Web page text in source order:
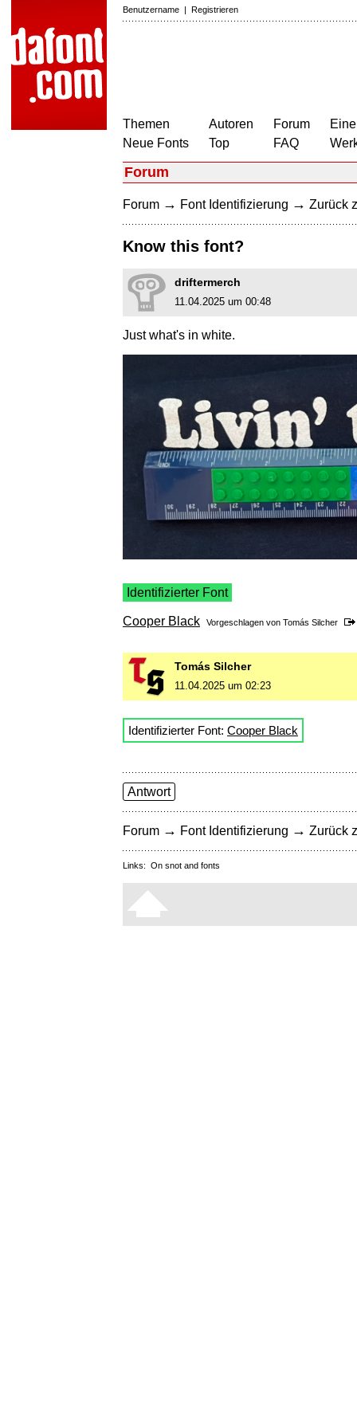
Benutzername | Registrieren
Themen
Neue Fonts
Autoren
Top
Forum
FAQ
Forum
Forum → Font Identifizierung → Zurück
Know this font?
driftermerch
11.04.2025 um 00:48
Just what's in white.
Identifizierter Font
Cooper Black Vorgeschlagen von Tomás Silcher
Tomás Silcher
11.04.2025 um 02:23
Identifizierter Font: Cooper Black
Antwort
Forum → Font Identifizierung → Zurück
Links: On snot and fonts